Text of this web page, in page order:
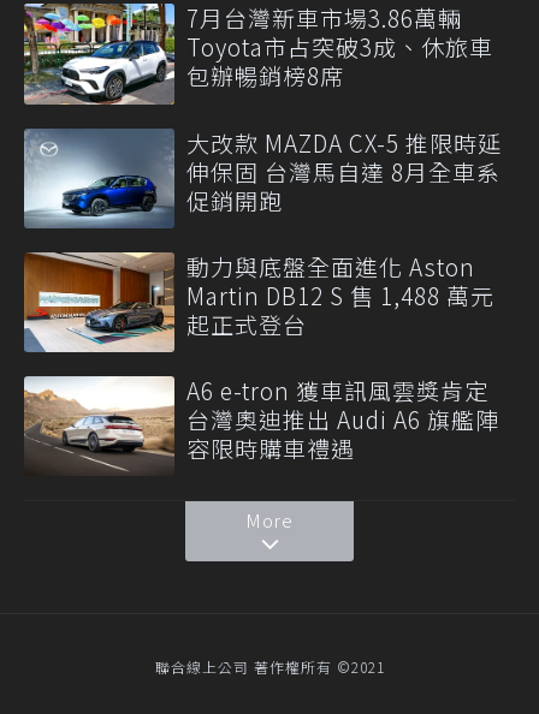
7月台灣新車市場3.86萬輛
Toyota市占突破3成、休旅車
包辦暢銷榜8席
大改款 MAZDA CX-5 推限時延
伸保固 台灣馬自達 8月全車系
促銷開跑
動力與底盤全面進化 Aston
Martin DB12 S 售 1,488 萬元
起正式登台
A6 e-tron 獲車訊風雲獎肯定
台灣奧迪推出 Audi A6 旗艦陣
容限時購車禮遇
More
聯合線上公司 著作權所有 ©2021